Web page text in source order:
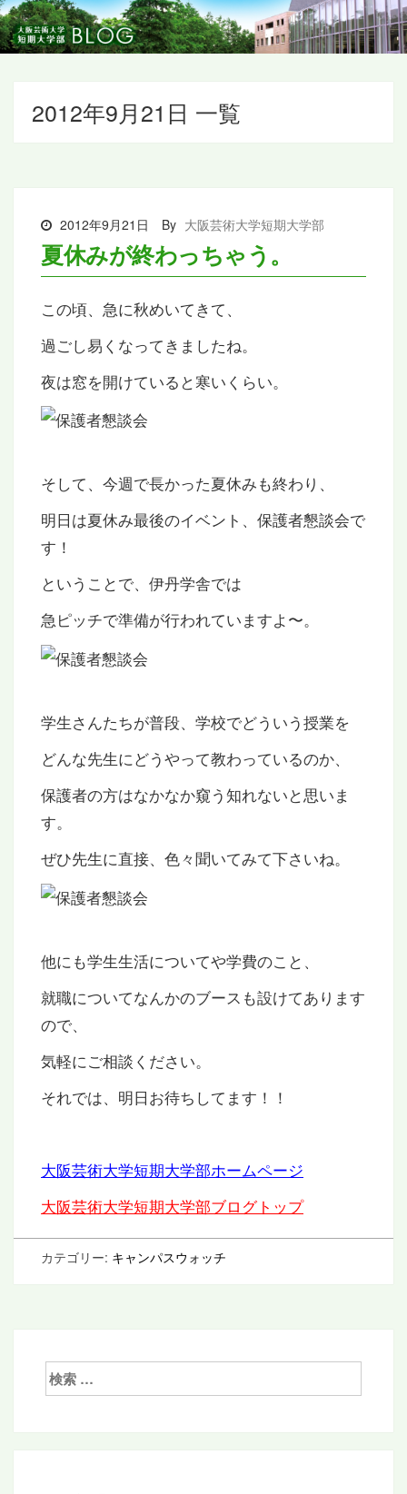
2012年9月21日 一覧
2012年9月21日 By 大阪芸術大学短期大学部
夏休みが終わっちゃう。
この頃、急に秋めいてきて、
過ごし易くなってきましたね。
夜は窓を開けていると寒いくらい。
そして、今週で長かった夏休みも終わり、
明日は夏休み最後のイベント、保護者懇談会で
す！
ということで、伊丹学舎では
急ピッチで準備が行われていますよ〜。
学生さんたちが普段、学校でどういう授業を
どんな先生にどうやって教わっているのか、
保護者の方はなかなか窺う知れないと思いま
す。
ぜひ先生に直接、色々聞いてみて下さいね。
他にも学生生活についてや学費のこと、
就職についてなんかのブースも設けてあります
ので、
気軽にご相談ください。
それでは、明日お待ちしてます！！
大阪芸術大学短期大学部ホームページ
大阪芸術大学短期大学部ブログトップ
カテゴリー: キャンパスウォッチ
検
索: